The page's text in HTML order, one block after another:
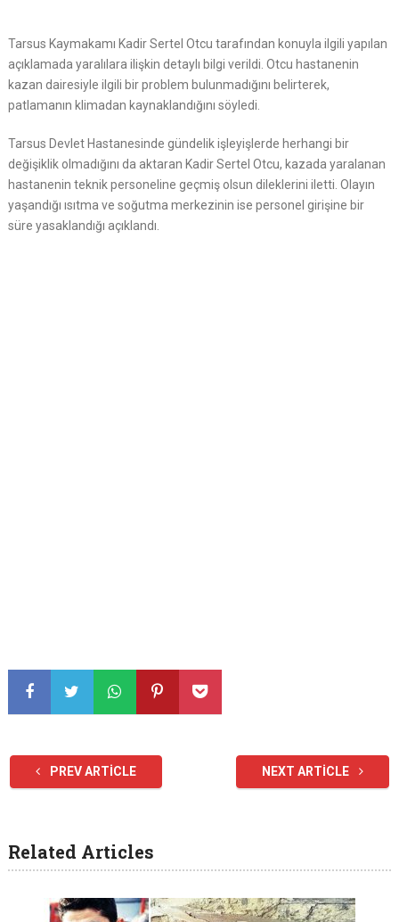
Tarsus Kaymakamı Kadir Sertel Otcu tarafından konuyla ilgili yapılan
açıklamada yaralılara ilişkin detaylı bilgi verildi. Otcu hastanenin
kazan dairesiyle ilgili bir problem bulunmadığını belirterek,
patlamanın klimadan kaynaklandığını söyledi.
Tarsus Devlet Hastanesinde gündelik işleyişlerde herhangi bir
değişiklik olmadığını da aktaran Kadir Sertel Otcu, kazada yaralanan
hastanenin teknik personeline geçmiş olsun dileklerini iletti. Olayın
yaşandığı ısıtma ve soğutma merkezinin ise personel girişine bir
süre yasaklandığı açıklandı.
PREV ARTICLE NEXT ARTICLE
Related Articles